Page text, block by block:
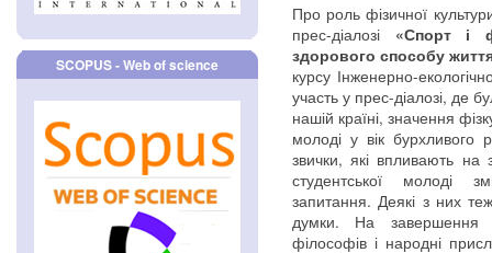
SCOPUS - Web of science
Про роль фізичної
прес-діалозі
«Спорт і
здорового способу
курсу Інженерно-
участь у прес-діалозі, де
нашій країні, значення
молоді у вік бурхливого
звички, які впливають на
студентської молоді
запитання. Деякі з них
думки. На завершення
філософів і народні